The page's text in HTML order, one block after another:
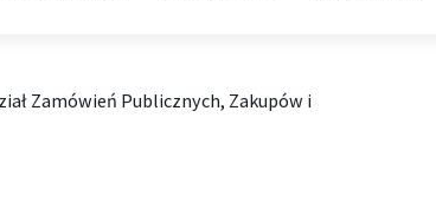
Zamówień Publicznych, Zakupów i